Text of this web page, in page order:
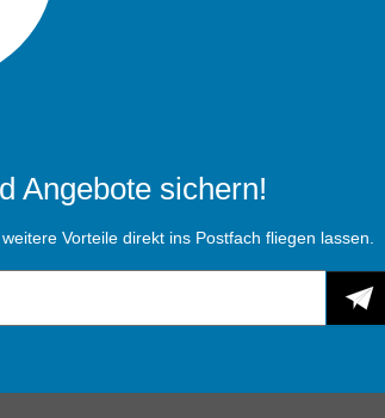
Angebote sichern!
Vorteile direkt ins Postfach fliegen lassen.